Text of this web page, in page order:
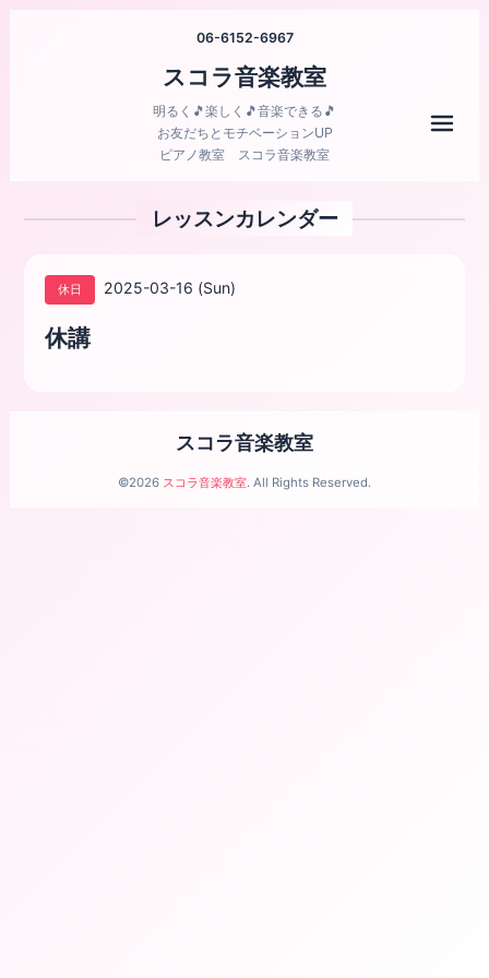
06-6152-6967
スコラ音楽教室
明るく🎵楽しく🎵音楽できる🎵
お友だちとモチベーションUP
ピアノ教室 スコラ音楽教室
レッスンカレンダー
休日 2025-03-16 (Sun)
休講
スコラ音楽教室
©2026 スコラ音楽教室. All Rights Reserved.